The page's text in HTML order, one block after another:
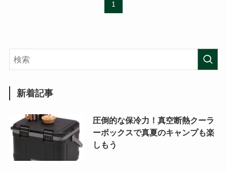
1
新着記事
圧倒的な保冷力！真空断熱クーラ
ーボックスで真夏のキャンプも楽
しもう